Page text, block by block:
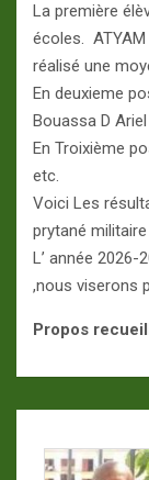
La première
écoles. ATYAM
réalisé une
En deuxieme
Bouassa D
En Troixième
etc.
Voici Les
prytané
L’ année 2026-
,nous viserons
Propos